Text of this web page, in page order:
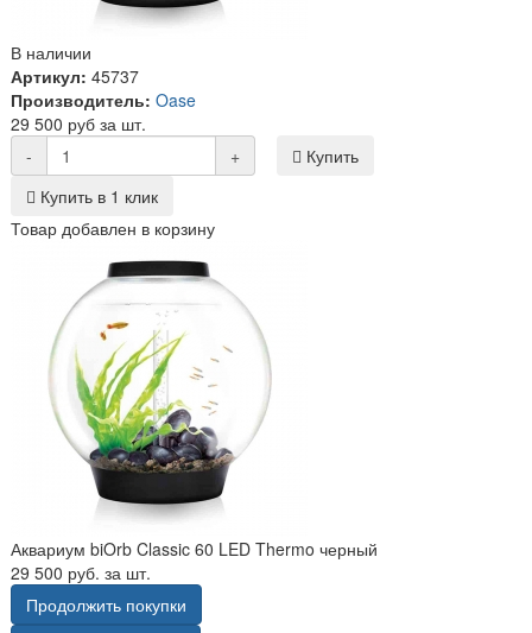
В наличии
Артикул: 45737
Производитель: Oase
29 500 руб за шт.
-
+
Купить
Купить в 1 клик
Товар добавлен в корзину
Аквариум biOrb Classic 60 LED Thermo черный
29 500 руб. за шт.
Продолжить покупки